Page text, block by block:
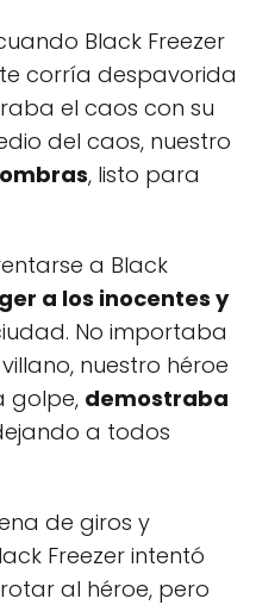
Black Freezer
corría despavorida
el caos con su
del caos, nuestro
, listo para
a Black
a los inocentes y
No importaba
nuestro héroe
golpe, demostraba
a todos
de giros y
Freezer intentó
al héroe, pero